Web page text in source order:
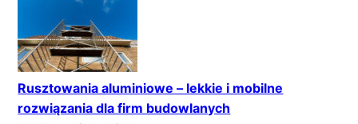
Rusztowania aluminiowe – lekkie i mobilne
rozwiązania dla firm budowlanych